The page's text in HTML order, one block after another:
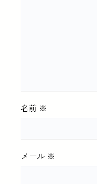
名前 ※
メール ※